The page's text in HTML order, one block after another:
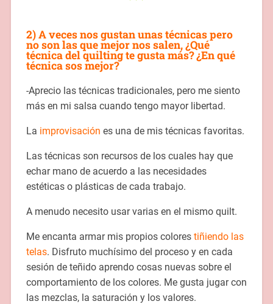
2) A veces nos gustan unas técnicas pero
no son las que mejor nos salen, ¿Qué
técnica del quilting te gusta más? ¿En qué
técnica sos mejor?
-Aprecio las técnicas tradicionales, pero me siento
más en mi salsa cuando tengo mayor libertad.
La improvisación es una de mis técnicas favoritas.
Las técnicas son recursos de los cuales hay que
echar mano de acuerdo a las necesidades
estéticas o plásticas de cada trabajo.
A menudo necesito usar varias en el mismo quilt.
Me encanta armar mis propios colores tiñiendo las
telas. Disfruto muchísimo del proceso y en cada
sesión de teñido aprendo cosas nuevas sobre el
comportamiento de los colores. Me gusta jugar con
las mezclas, la saturación y los valores.